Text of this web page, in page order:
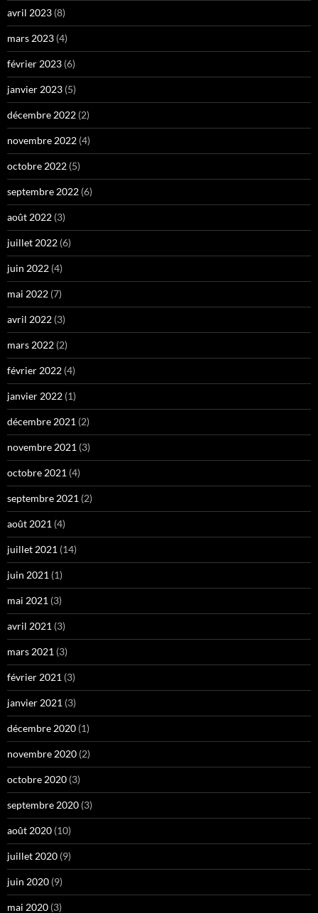
avril 2023 (8)
mars 2023 (4)
février 2023 (6)
janvier 2023 (5)
décembre 2022 (2)
novembre 2022 (4)
octobre 2022 (5)
septembre 2022 (6)
août 2022 (3)
juillet 2022 (6)
juin 2022 (4)
mai 2022 (7)
avril 2022 (3)
mars 2022 (2)
février 2022 (4)
janvier 2022 (1)
décembre 2021 (2)
novembre 2021 (3)
octobre 2021 (4)
septembre 2021 (2)
août 2021 (4)
juillet 2021 (14)
juin 2021 (1)
mai 2021 (3)
avril 2021 (3)
mars 2021 (3)
février 2021 (3)
janvier 2021 (3)
décembre 2020 (1)
novembre 2020 (2)
octobre 2020 (3)
septembre 2020 (3)
août 2020 (10)
juillet 2020 (9)
juin 2020 (9)
mai 2020 (3)